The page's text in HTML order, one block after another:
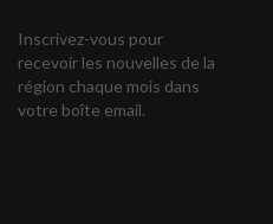
Inscrivez-vous pour
recevoir les nouvelles de la
région chaque mois dans
votre boîte email.